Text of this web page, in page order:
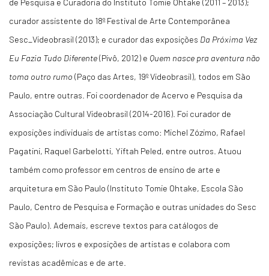
curador assistente do 18º Festival de Arte Contemporânea
Sesc_Videobrasil (2013); e curador das exposições Da Próxima Vez
Eu Fazia Tudo Diferente(Pivô, 2012) e Quem nasce pra aventura não
toma outro rumo (Paço das Artes, 19º Videobrasil), todos em São
Paulo, entre outras. Foi coordenador de Acervo e Pesquisa da
Associação Cultural Videobrasil (2014-2016). Foi curador de
exposições individuais de artistas como: Michel Zózimo, Rafael
Pagatini, Raquel Garbelotti, Yiftah Peled, entre outros. Atuou
também como professor em centros de ensino de arte e
arquitetura em São Paulo (Instituto Tomie Ohtake, Escola São
Paulo, Centro de Pesquisa e Formação e outras unidades do Sesc
São Paulo). Ademais, escreve textos para catálogos de
exposições; livros e exposições de artistas e colabora com
revistas acadêmicas e de arte.